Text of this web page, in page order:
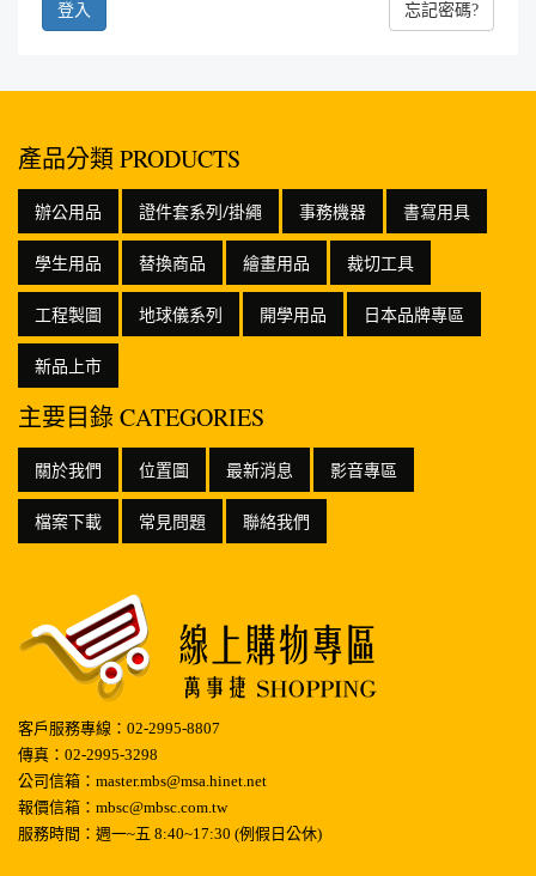
忘記密碼?
產品分類 PRODUCTS
辦公用品 證件套系列/掛繩 事務機器 書寫用具
學生用品 替換商品 繪畫用品 裁切工具
工程製圖 地球儀系列 開學用品 日本品牌專區
新品上市
主要目錄 CATEGORIES
關於我們 位置圖 最新消息 影音專區
檔案下載 常見問題 聯絡我們
客戶服務專線：02-2995-8807
傳真：02-2995-3298
公司信箱：master.mbs@msa.hinet.net
報價信箱：mbsc@mbsc.com.tw
服務時間：週一~五 8:40~17:30 (例假日公休)